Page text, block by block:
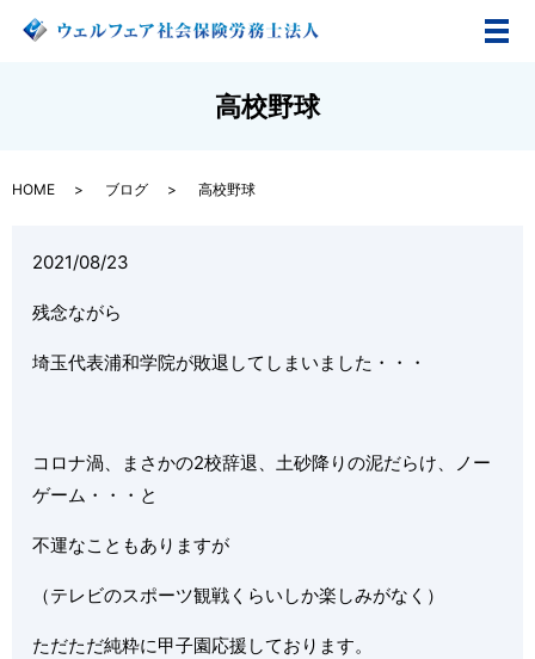
メ
高校野球
HOME ブログ 高校野球
2021/08/23
残念ながら
埼玉代表浦和学院が敗退してしまいました・・・
コロナ渦、まさかの2校辞退、土砂降りの泥だらけ、ノー
ゲーム・・・と
不運なこともありますが
（テレビのスポーツ観戦くらいしか楽しみがなく）
ただただ純粋に甲子園応援しております。